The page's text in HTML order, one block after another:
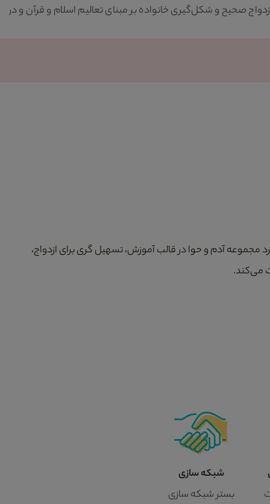
صحیح و شکل‌گیری خانواده بر مبنای تعالیم اسلام و قرآن و در
آدم و حوا در قالب آموزش، تسهیل گری برای ازدواج،
می‌کند.
شبکه سازی
بستر شبکه سازی